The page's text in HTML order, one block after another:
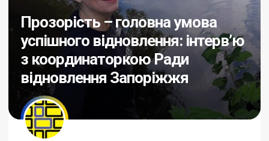
Прозорість – головна умова
успішного відновлення: інтерв’ю
з координаторкою Ради
відновлення Запоріжжя